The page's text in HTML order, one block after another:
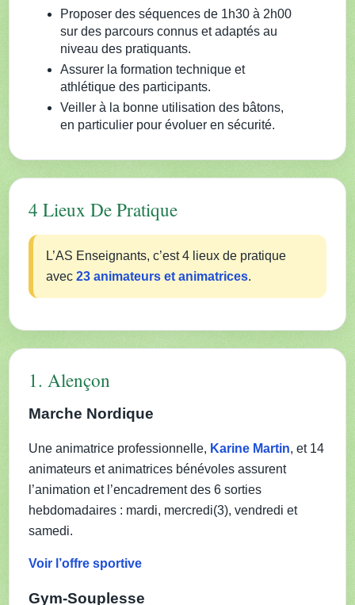
Proposer des séquences de 1h30 à 2h00
sur des parcours connus et adaptés au
niveau des pratiquants.
Assurer la formation technique et
athlétique des participants.
Veiller à la bonne utilisation des bâtons,
en particulier pour évoluer en sécurité.
4 Lieux De Pratique
L’AS Enseignants, c’est 4 lieux de pratique
avec 23 animateurs et animatrices.
1. Alençon
Marche Nordique
Une animatrice professionnelle, Karine Martin, et 14
animateurs et animatrices bénévoles assurent
l’animation et l’encadrement des 6 sorties
hebdomadaires : mardi, mercredi(3), vendredi et
samedi.
Voir l’offre sportive
Gym-Souplesse